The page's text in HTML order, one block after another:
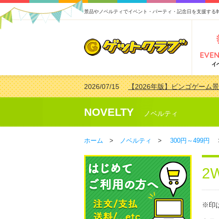
景品やノベルティでイベント・パーティ・記念日を支援する
2026/07/15【2026年版】ビンゴゲーム
2026/04/03【2026年版】ゴルフコンペ
2026/02/16【2026年版】結婚式の二次
2026/02/03 【2026年版】ゴルフコンペ
NOVELTY ノベルティ
ホーム > ノベルティ > 300円～499円
※印